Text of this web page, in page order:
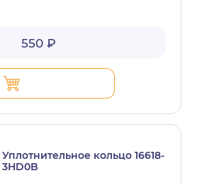
550 ₽
Уплотнительное кольцо 16618-
3HD0B